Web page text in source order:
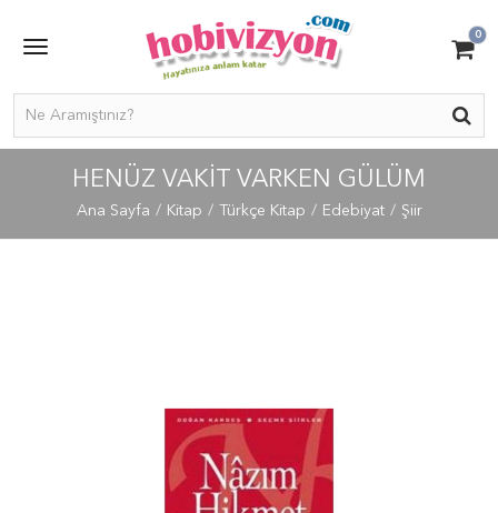
0
HENÜZ VAKIT VARKEN GÜLÜM
Ana Sayfa Kitap Türkçe Kitap Edebiyat Şiir